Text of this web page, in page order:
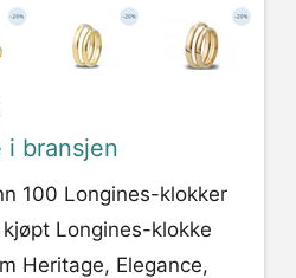
i bransjen
100 Longines-klokker
Longines-klokke
Heritage, Elegance,